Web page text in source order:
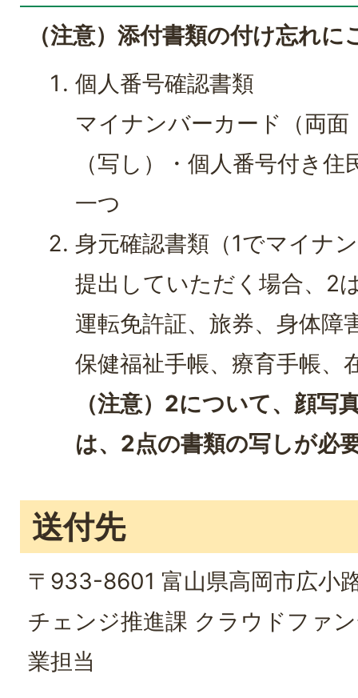
（注意）添付書類の付け忘れ
個人番号確認書類
マイナンバーカード（両
（写し）・個人番号付き
一つ
身元確認書類（1でマイナ
提出していただく場合、2
運転免許証、旅券、身体障
保健福祉手帳、療育手帳、
（注意）2について、顔写
は、2点の書類の写しが必
送付先
〒933-8601 富山県高岡市広小
チェンジ推進課 クラウドファ
業担当